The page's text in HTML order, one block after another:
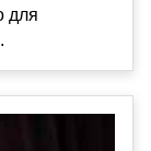
для